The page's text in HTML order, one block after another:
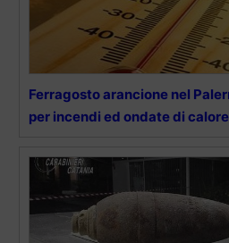
Ferragosto arancione nel
per incendi ed ondate di calore